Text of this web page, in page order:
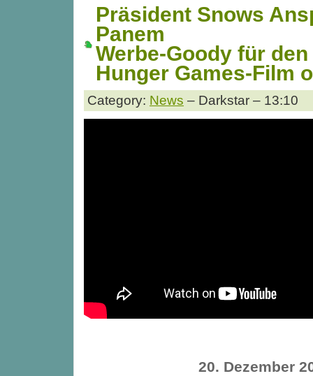
Präsident Snows
Panem
Werbe-Goody für
Hunger Games-Film
Category: News – Darkstar – 13:10
20. Dezember